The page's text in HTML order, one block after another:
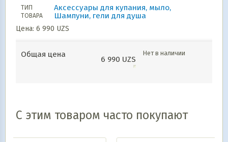
ТИП
ТОВАРА
Аксессуары для купания, мыло,
Шампуни, гели для душа
Цена: 6 990 UZS
Общая цена
6 990 UZS
Нет в наличии
С этим товаром часто покупают